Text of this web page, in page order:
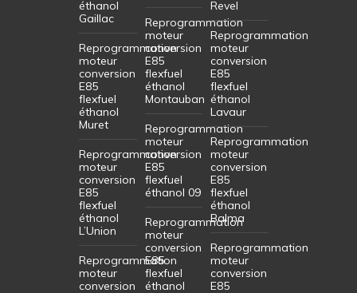
éthanol
Gaillac
Reprogrammation
moteur
conversion
E85
flexfuel
éthanol
Muret
Reprogrammation
moteur
conversion
E85
flexfuel
éthanol
L’Union
Reprogrammation
moteur
conversion
Reprogrammation
moteur
conversion
E85
flexfuel
éthanol
Montauban
Reprogrammation
moteur
conversion
E85
flexfuel
éthanol 09
Reprogrammation
moteur
conversion
E85
flexfuel
éthanol
Revel
Reprogrammation
moteur
conversion
E85
flexfuel
éthanol
Lavaur
Reprogrammation
moteur
conversion
E85
flexfuel
éthanol
Balma
Reprogrammation
moteur
conversion
E85